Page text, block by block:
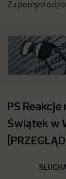
Za pomysł
PS
Świątek w